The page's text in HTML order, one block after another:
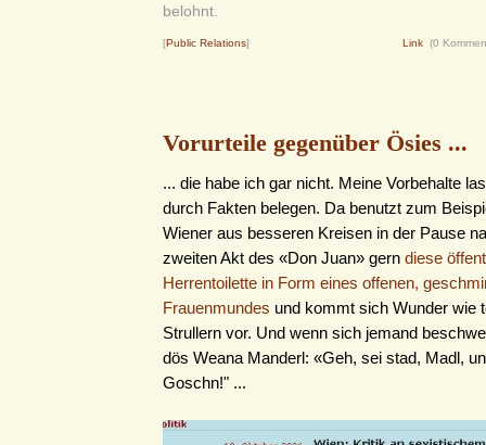
belohnt.
[Public Relations] Link (0
Vorurteile gegenüber Ösies ...
... die habe ich gar nicht. Meine Vorbehalte
durch Fakten belegen. Da benutzt zum
Wiener aus besseren Kreisen in der Pause
zweiten Akt des «Don Juan» gern diese
Herrentoilette in Form eines offenen,
Frauenmundes und kommt sich Wunder wie
Strullern vor. Und wenn sich jemand
dös Weana Manderl: «Geh, sei stad, Madl,
Goschn!" ...